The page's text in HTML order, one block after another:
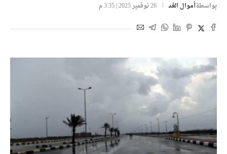
بواسطةأموال الغد 26 نوفمبر 2025 | 3:35 م